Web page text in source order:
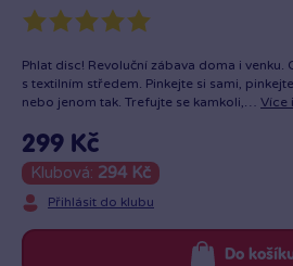
Phlat disc! Revoluční zábava doma i venku.
s textilním středem. Pinkejte si sami,
nebo jenom tak. Trefujte se kamkoli,… Více
299 Kč
Klubová: 294 Kč
Přihlásit do klubu
Do